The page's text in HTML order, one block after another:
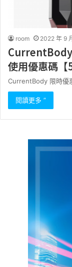
room 2022 年 9
CurrentBody
使用優惠碼【
CurrentBody 限時優
閱讀更多 ”